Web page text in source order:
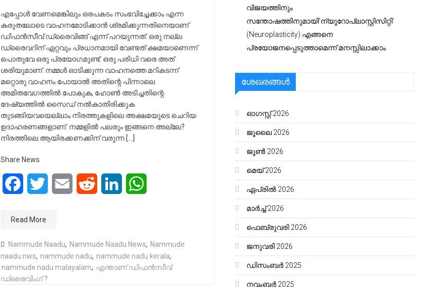
എപ്പോള്‍ വേണമെങ്കിലും ഒരപകടം സംഭവിച്ചേക്കാം എന്ന
കരുതലോടെ വാഹനമോടിക്കാൻ ശ്രമിക്കുന്നതിനെയാണ്
ഡിഫൻസീവ് ഡ്രൈവിങ്ങ് എന്ന് പറയുന്നത്. ഒരു നല്ല
ഡ്രൈവറിന് ഏറ്റവും പ്രധാനമായി വേണ്ടത് ക്ഷമയാണെന്ന്
പൊതുവേ ഒരു പ്രയോഗമുണ്ട്. ഒരു പരിധി വരെ അത്
ശരിയുമാണ്. നമ്മൾ ഓടിക്കുന്ന വാഹനത്തെ മറികടന്ന്
മറ്റൊരു വാഹനം പോയാൽ അതിന്റെ പിന്നാലെ
അമിതവേഗത്തിൽ പോകുക, ഹോൺ അടിച്ചതിന്റെ
ദേഷ്യത്തിൽ സൈഡ് നൽകാതിരിക്കുക
തുടങ്ങിയവയെല്ലാം നിരത്തുകളിലെ അക്ഷമയുടെ ചെറിയ
ഉദാഹരണങ്ങളാണ്. നമ്മളിൽ പലരും ഇങ്ങനെ അല്ലേ?
നിരത്തിലെ ആയിരക്കണക്കിന് വരുന്ന […]
Share News
FacebookTwitter Email Reddit LinkedIn
Read More
Nammude Naadu, Nammude Naadu News, Nammude
naadu nws, nammude nadu, nammude nadu kerala,
nammude nadu malayalam, എന്താണ് ഡിഫൻസീവ്
ഡ്രൈവിംഗ് ?
വിജയത്തിനും
സന്തോഷത്തിനുമായി’ന്യൂറോപ്ലാസ്റ്റിസിറ്റി’
(Neuroplasticity):എങ്ങനെ
പ്രയോജനപ്പെടുത്താമെന്ന് മനസ്സിലാക്കാം.
ശേഖരങ്ങൾ
ഓഗസ്റ്റ്‌ 2026
ജൂലൈ 2026
ജൂൺ 2026
മെയ്‌ 2026
ഏപ്രിൽ 2026
മാർച്ച്‌ 2026
ഫെബ്രുവരി 2026
ജനുവരി 2026
ഡിസംബർ 2025
നവംബർ 2025